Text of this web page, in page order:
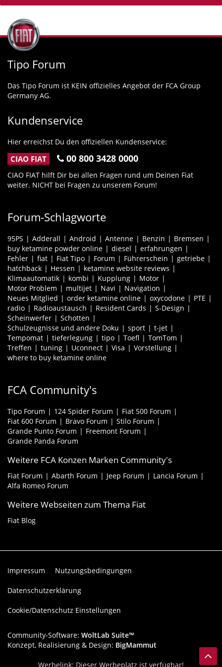
Tipo Forum
Das Tipo Forum ist KEIN offizielles Angebot der FCA Group
Germany AG.
Kundenservice
Hier erreichst Du den offiziellen Kundenservice:
CIAO FIAT 00 800 3428 0000
CIAO FIAT hilft Dir bei allen Fragen rund um Deinen Fiat
weiter. NICHT bei Fragen zu unserem Forum!
Forum-Schlagworte
95PS Adderall Android Antenne Benzin
Bremsen
buy ketamine powder online
diesel
erfahrungen
Fehler
fiat Fiat Tipo Forum Führerschein
getriebe
hatchback
Hessen
ketamine website reviews
Klimaautomatik
kombi Kupplung
Motor
Motor Problem
multijet Navi
Navigation
Neues Mitglied
order ketamine online oxycodone
PTE
radio
Radioaustausch Resident Cards
S-Design
Scheinwerfer
Schotten
Schulzeugnisse und andere Doku
sport
t-jet
Tempomat
tieferlegung tipo Toefl
TomTom
Treffen
tuning Uconnect Visa
Vorstellung
where to buy ketamine online
FCA Community's
Tipo Forum 124 Spider Forum
Fiat 500 Forum
Fiat 600 Forum
Bravo Forum
Stilo Forum
Grande Punto Forum
Freemont Forum
Grande Panda Forum
Weitere FCA Konzen Marken Community's
Fiat Forum Abarth Forum Jeep Forum
Lancia Forum
Alfa Romeo Forum
Weitere Webseiten zum Thema Fiat
Fiat Blog
Impressum Nutzungsbedingungen
Datenschutzerklärung
Cookie/Datenschutz Einstellungen
Community-Software: WoltLab Suite™
Konzept, Realisierung & Design: BigMammut
Werbelink: Dieser Werbeplatz ist verfügbar!